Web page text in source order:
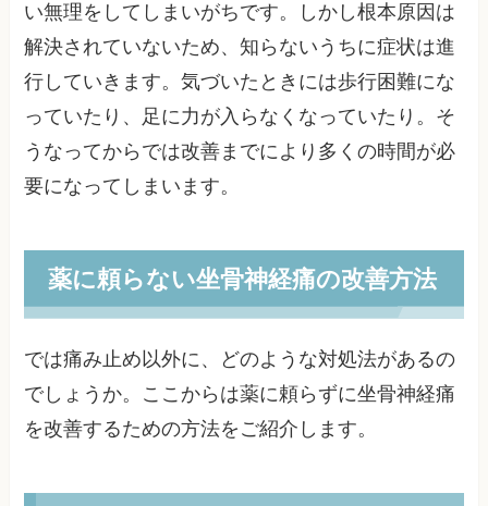
い無理をしてしまいがちです。しかし根本原因は
解決されていないため、知らないうちに症状は進
行していきます。気づいたときには歩行困難にな
っていたり、足に力が入らなくなっていたり。そ
うなってからでは改善までにより多くの時間が必
要になってしまいます。
薬に頼らない坐骨神経痛の改善方法
では痛み止め以外に、どのような対処法があるの
でしょうか。ここからは薬に頼らずに坐骨神経痛
を改善するための方法をご紹介します。